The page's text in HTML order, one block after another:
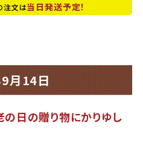
文は当日発送予定！
月14日
の日の贈り物にかりゆし